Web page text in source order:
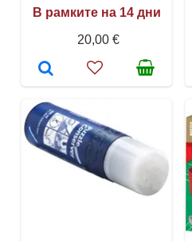
В рамките на 14 дни
20,00 €